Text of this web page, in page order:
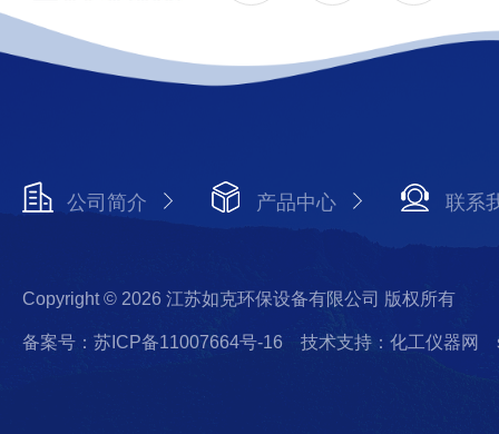
公司简介 产品中心 联系
Copyright © 2026 江苏如克环保设备有限公司 版权所有
备案号：苏ICP备11007664号-16 技术支持：化工仪器网